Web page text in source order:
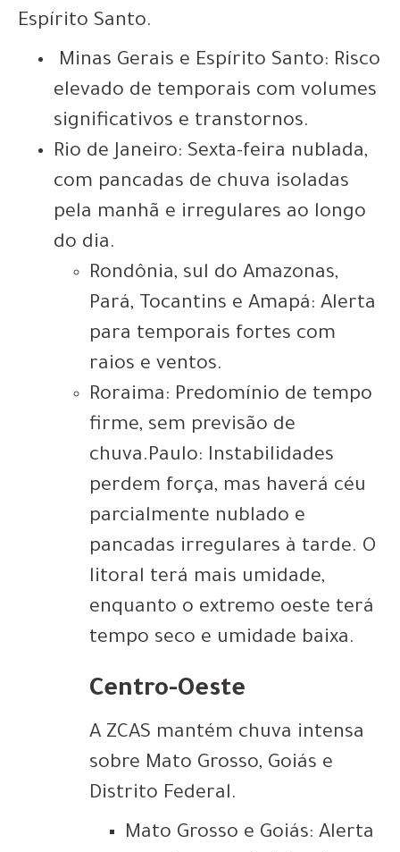
Espírito Santo.
Minas Gerais e Espírito Santo: Risco
elevado de temporais com volumes
significativos e transtornos.
Rio de Janeiro: Sexta-feira nublada,
com pancadas de chuva isoladas
pela manhã e irregulares ao longo
do dia.
Rondônia, sul do Amazonas,
Pará, Tocantins e Amapá: Alerta
para temporais fortes com
raios e ventos.
Roraima: Predomínio de tempo
firme, sem previsão de
chuva.Paulo: Instabilidades
perdem força, mas haverá céu
parcialmente nublado e
pancadas irregulares à tarde. O
litoral terá mais umidade,
enquanto o extremo oeste terá
tempo seco e umidade baixa.
Centro-Oeste
A ZCAS mantém chuva intensa
sobre Mato Grosso, Goiás e
Distrito Federal.
Mato Grosso e Goiás: Alerta